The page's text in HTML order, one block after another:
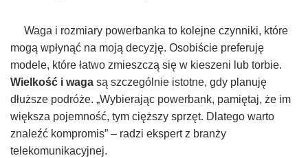
Waga i rozmiary powerbanka to kolejne czynniki, które
mogą wpłynąć na moją decyzję. Osobiście preferuję
modele, które łatwo zmieszczą się w kieszeni lub torbie.
Wielkość i waga są szczególnie istotne, gdy planuję
dłuższe podróże. „Wybierając powerbank, pamiętaj, że im
większa pojemność, tym cięższy sprzęt. Dlatego warto
znaleźć kompromis” – radzi ekspert z branży
telekomunikacyjnej.